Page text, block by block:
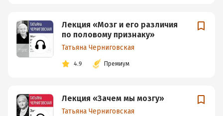
Лекция «Мозг и его различия
по половому признаку»
Татьяна Черниговская
4.9 Премиум
Лекция «Зачем мы мозгу»
Татьяна Черниговская